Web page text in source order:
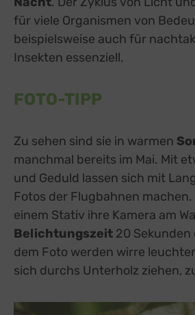
für viele Organismen von
beispielsweise auch für
Insekten essenziell.
FOTO-TIPP
Zu sehen sind sie in warmen
manchmal bereits im Mai. Mit
und Geduld lassen sich mit
Fotos der Flugbahnen
einem Stativ ihre Kamera am
Belichtungszeit 20
dem Foto werden wirre
sich durchs Unterholz ziehen,